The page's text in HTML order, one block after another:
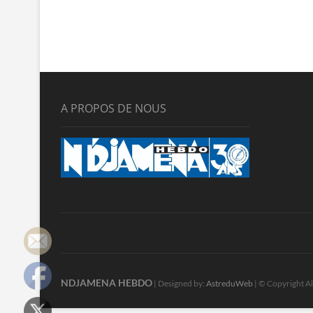
A PROPOS DE NOUS
NDJAMENA HEBDO | Designed by: AstreduWeb | © Copyright